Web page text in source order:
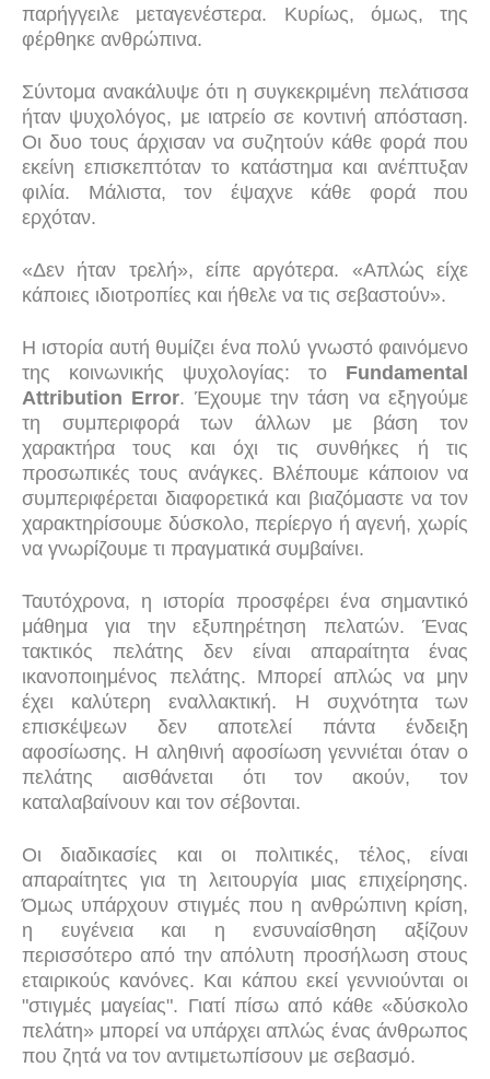
παρήγγειλε μεταγενέστερα. Κυρίως, όμως, της
φέρθηκε ανθρώπινα.
Σύντομα ανακάλυψε ότι η συγκεκριμένη πελάτισσα
ήταν ψυχολόγος, με ιατρείο σε κοντινή απόσταση.
Οι δυο τους άρχισαν να συζητούν κάθε φορά που
εκείνη επισκεπτόταν το κατάστημα και ανέπτυξαν
φιλία. Μάλιστα, τον έψαχνε κάθε φορά που
ερχόταν.
«Δεν ήταν τρελή», είπε αργότερα. «Απλώς είχε
κάποιες ιδιοτροπίες και ήθελε να τις σεβαστούν».
Η ιστορία αυτή θυμίζει ένα πολύ γνωστό φαινόμενο
της κοινωνικής ψυχολογίας: το Fundamental
Attribution Error. Έχουμε την τάση να εξηγούμε
τη συμπεριφορά των άλλων με βάση τον
χαρακτήρα τους και όχι τις συνθήκες ή τις
προσωπικές τους ανάγκες. Βλέπουμε κάποιον να
συμπεριφέρεται διαφορετικά και βιαζόμαστε να τον
χαρακτηρίσουμε δύσκολο, περίεργο ή αγενή, χωρίς
να γνωρίζουμε τι πραγματικά συμβαίνει.
Ταυτόχρονα, η ιστορία προσφέρει ένα σημαντικό
μάθημα για την εξυπηρέτηση πελατών. Ένας
τακτικός πελάτης δεν είναι απαραίτητα ένας
ικανοποιημένος πελάτης. Μπορεί απλώς να μην
έχει καλύτερη εναλλακτική. Η συχνότητα των
επισκέψεων δεν αποτελεί πάντα ένδειξη
αφοσίωσης. Η αληθινή αφοσίωση γεννιέται όταν ο
πελάτης αισθάνεται ότι τον ακούν, τον
καταλαβαίνουν και τον σέβονται.
Οι διαδικασίες και οι πολιτικές, τέλος, είναι
απαραίτητες για τη λειτουργία μιας επιχείρησης.
Όμως υπάρχουν στιγμές που η ανθρώπινη κρίση,
η ευγένεια και η ενσυναίσθηση αξίζουν
περισσότερο από την απόλυτη προσήλωση στους
εταιρικούς κανόνες. Και κάπου εκεί γεννιούνται οι
"στιγμές μαγείας". Γιατί πίσω από κάθε «δύσκολο
πελάτη» μπορεί να υπάρχει απλώς ένας άνθρωπος
που ζητά να τον αντιμετωπίσουν με σεβασμό.